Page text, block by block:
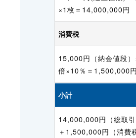
×1枚＝14,000,000円
消費税
15,000円（納会値段
倍×10％＝1,500,000円
小計
14,000,000円（総取引
＋1,500,000円（消費